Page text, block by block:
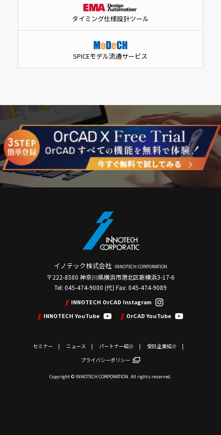
タイミング仕様設計ツール
SPICEモデル流通サービス
イノテック株式会社 INNOTECH CORPORATION
〒222-8580 神奈川県横浜市港北区新横浜3-17-6
Tel: 045-474-9000 (代) Fax: 045-474-9089
INNOTECH OrCAD Instagram
INNOTECH YouTube
OrCAD YouTube
セミナー ニュース パートナー紹介
受託企業紹介
プライバシーポリシー
Copyright © INNOTECH CORPORATION. All rights reserved.